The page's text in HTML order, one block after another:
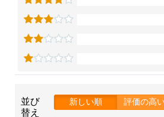
並び
替え
新しい順 評価の高